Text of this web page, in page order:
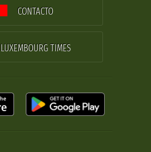
CONTACTO
LUXEMBOURG TIMES